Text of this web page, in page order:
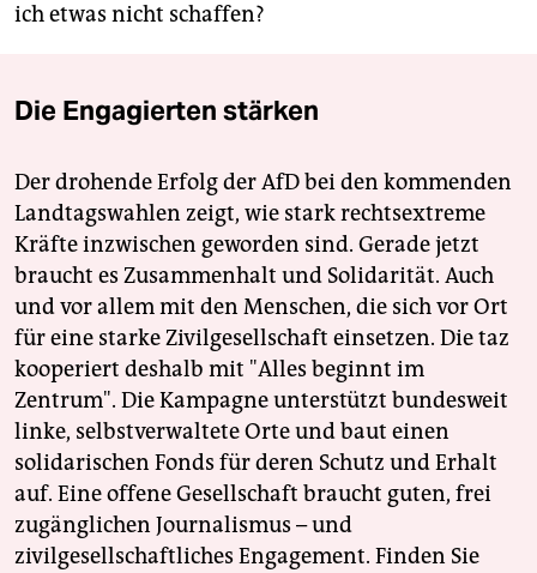
ich etwas nicht schaffen?
Die Engagierten stärken
Der drohende Erfolg der AfD bei den kommenden
Landtagswahlen zeigt, wie stark rechtsextreme
Kräfte inzwischen geworden sind. Gerade jetzt
braucht es Zusammenhalt und Solidarität. Auch
und vor allem mit den Menschen, die sich vor Ort
für eine starke Zivilgesellschaft einsetzen. Die taz
kooperiert deshalb mit "Alles beginnt im
Zentrum". Die Kampagne unterstützt bundesweit
linke, selbstverwaltete Orte und baut einen
solidarischen Fonds für deren Schutz und Erhalt
auf. Eine offene Gesellschaft braucht guten, frei
zugänglichen Journalismus – und
zivilgesellschaftliches Engagement. Finden Sie